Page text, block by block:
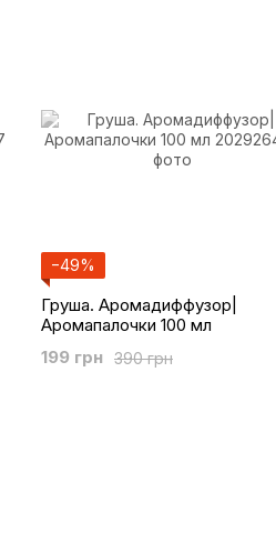
−49%
Груша. Аромадиффузор|
Аромапалочки 100 мл
390 грн
199 грн